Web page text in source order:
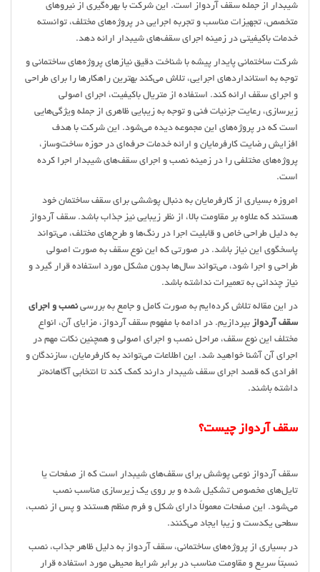
شیبدار از جمله سقف آردواز است. این شرکت با بهره‌گیری از نیروهای
متخصص، تجهیزات مناسب و تجربه اجرایی در پروژه‌های مختلف، توانسته
خدمات باکیفیتی در زمینه اجرای سقف‌های شیبدار ارائه دهد.
شرکت ساختمانی پایدار پیشه با شناخت دقیق نیازهای پروژه‌های ساختمانی و
توجه به استانداردهای اجرایی، تلاش می‌کند بهترین راهکارها را برای طراحی
و اجرای سقف ارائه کند. استفاده از متریال باکیفیت، اجرای اصولی
زیرسازی، رعایت جزئیات فنی و توجه به زیبایی ظاهری از جمله ویژگی‌هایی
است که در پروژه‌های این مجموعه دیده می‌شود. این شرکت با هدف
افزایش رضایت کارفرمایان و ارائه خدمات حرفه‌ای در حوزه ساخت‌وساز،
پروژه‌های مختلفی را در زمینه نصب و اجرای سقف‌های شیبدار اجرا کرده
است.
امروزه بسیاری از کارفرمایان به دنبال پوششی برای سقف ساختمان خود
هستند که علاوه بر مقاومت بالا، از نظر زیبایی نیز جذاب باشد. سقف آردواز
به دلیل طراحی خاص و قابلیت اجرا در رنگ‌ها و طرح‌های مختلف، می‌تواند
پاسخگوی این نیاز باشد. در صورتی که این نوع سقف به صورت اصولی
طراحی و اجرا شود، می‌تواند سال‌ها بدون مشکل مورد استفاده قرار گیرد و
نیاز چندانی به تعمیرات نداشته باشد.
در این مقاله تلاش کرده‌ایم به صورت کامل و جامع به بررسی نصب و اجرای
سقف آردواز بپردازیم. در ادامه با مفهوم سقف آردواز، مزایای آن، انواع
مختلف این نوع سقف، مراحل نصب و اجرای اصولی و همچنین نکات مهم در
اجرای آن آشنا خواهید شد. این اطلاعات می‌تواند به کارفرمایان، سازندگان و
افرادی که قصد اجرای سقف شیبدار دارند کمک کند تا انتخابی آگاهانه‌تر
داشته باشند.
سقف آردواز چیست؟
سقف آردواز نوعی پوشش برای سقف‌های شیبدار است که از صفحات یا
تایل‌های مخصوص تشکیل شده و بر روی یک زیرسازی مناسب نصب
می‌شود. این صفحات معمولاً دارای شکل و فرم منظم هستند و پس از نصب،
سطحی یکدست و زیبا ایجاد می‌کنند.
در بسیاری از پروژه‌های ساختمانی، سقف آردواز به دلیل ظاهر جذاب، نصب
نسبتاً سریع و مقاومت مناسب در برابر شرایط محیطی مورد استفاده قرار